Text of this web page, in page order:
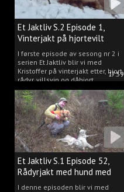
17:59
Et Jaktliv S.2 Episode 1,
Vinterjakt på hjortevilt
I første episode av sesong nr 2 i
serien Et Jaktliv blir vi med
Kristoffer på vinterjakt etter, hjort,
rådyr, villsvin og dåhjort.
Et Jaktliv S.1 Episode 52,
Rådyrjakt med hund med
Stian, Kristoffer og Vesla
I denne episoden blir vi med